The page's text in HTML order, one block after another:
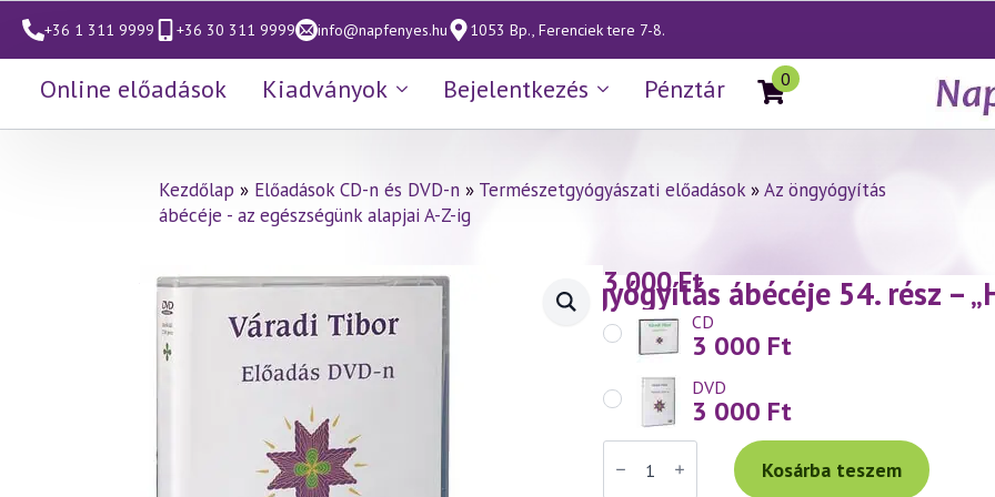
+36 1 311 9999 +36 30 311 9999 info@napfenyes.hu 1053 Bp., Ferenciek tere 7-8.
Online előadások Kiadványok Bejelentkezés Pénztár 0
Kezdőlap » Előadások CD-n és DVD-n » Természetgyógyászati előadások»Az öngyógyítás
ábécéje - az egészségünk alapjai A-Z-ig
Váradi Tibor előadás (433) — Az öngyógyítás ábécéje 54. rész –
3 000Ft
CD
3 000 Ft
DVD
3 000 Ft
Váradi
Tibor
előadás
Kosárba teszem